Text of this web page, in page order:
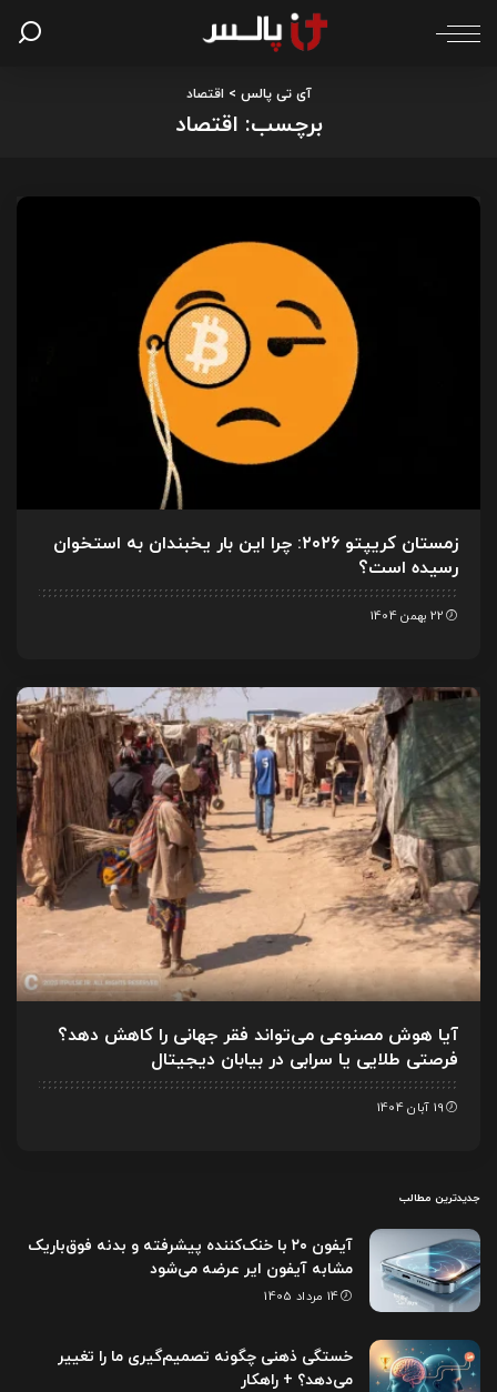
آی تی پالس > اقتصاد
برچسب: اقتصاد
زمستان کریپتو ۲۰۲۶: چرا این بار یخبندان به استخوان
رسیده است؟
22 بهمن 1404
آیا هوش مصنوعی می‌تواند فقر جهانی را کاهش دهد؟
فرصتی طلایی یا سرابی در بیابان دیجیتال
19 آبان 1404
جدیدترین مطالب
آیفون ۲۰ با خنک‌کننده پیشرفته و بدنه فوق‌باریک
مشابه آیفون ایر عرضه می‌شود
14 مرداد 1405
خستگی ذهنی چگونه تصمیم‌گیری ما را تغییر
می‌دهد؟ + راهکار